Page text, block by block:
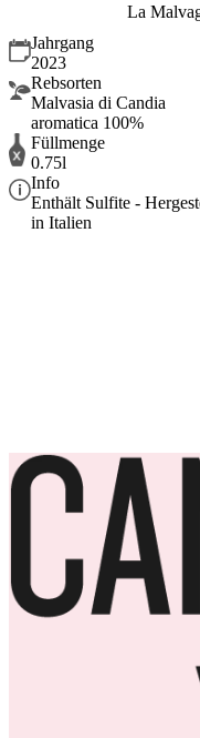
La
Jahrgang
2023
Rebsorten
Malvasia di Candia
aromatica 100%
Füllmenge
0.75l
Info
Enthält Sulfite -
in Italien